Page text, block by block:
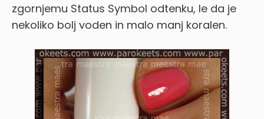
zgornjemu Status Symbol odtenku, le da je
nekoliko bolj voden in malo manj koralen.